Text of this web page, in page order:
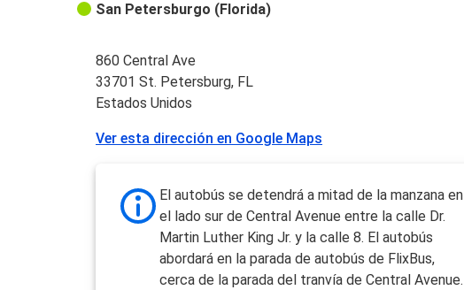
San Petersburgo (Florida)
860 Central Ave
33701 St. Petersburg, FL
Estados Unidos
Ver esta dirección en Google Maps
El autobús se detendrá a mitad de la manzana en
el lado sur de Central Avenue entre la calle Dr.
Martin Luther King Jr. y la calle 8. El autobús
abordará en la parada de autobús de FlixBus,
cerca de la parada del tranvía de Central Avenue.